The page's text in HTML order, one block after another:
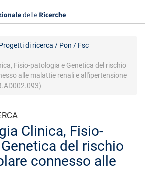
di ricerca / Pon / Fsc
Fisio-patologia e Genetica del rischio
alle malattie renali e all'ipertensione
Clinica, Fisio-
del rischio
connesso alle